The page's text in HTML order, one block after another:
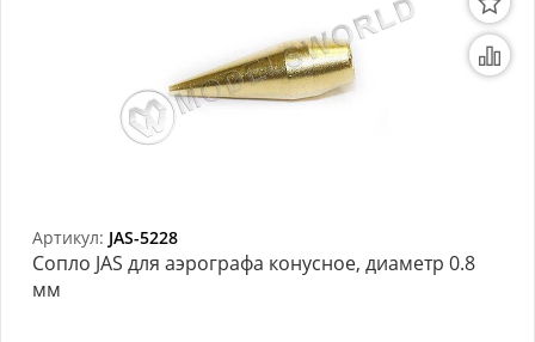
Артикул: JAS-5228
Сопло JAS для аэрографа конусное, диаметр 0.8
мм